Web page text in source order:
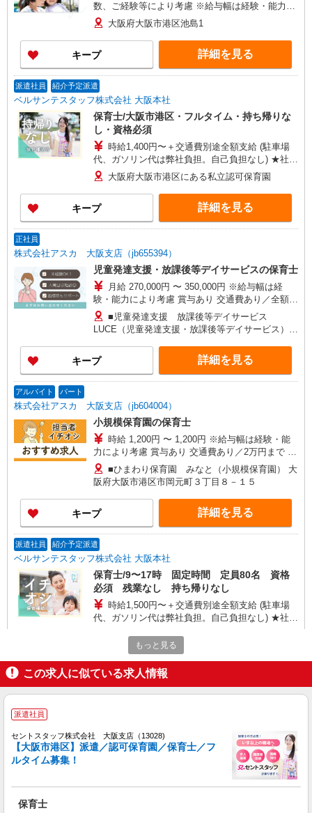
数、ご経験等により考慮 ※給与幅は経験・能力に
よる 大阪府大阪市港区池島1
キープ 詳細を見る
派遣社員 紹介予定派遣
ベルサンテスタッフ株式会社 大阪本社
保育士/大阪市港区・フルタイム・持ち帰りな
し・資格必須
時給1,400円〜＋交通費別途全額支給 (駐車場
代、ガソリン代は弊社負担。自己負担なし) ★社会
保険完備、昇給あり
大阪府大阪市港区にある私立認可保育園
キープ 詳細を見る
正社員
株式会社アスカ 大阪支店（jb655394）
児童発達支援・放課後等デイサービスの保育士
月給 270,000円 〜 350,000円 ※給与幅は経
験・能力により考慮 賞与あり 交通費あり／全額支
給 基本給 165,000円 ＜給与詳細＞ ◎基本
給 165,000円〜 ◎固定残業代 40,000円 ◎
処遇改善 45,000円 ◎皆勤手当 20,000円
◎5年以上の実務経験がある方は300,000円スター
ト◎
■児童発達支援 放課後等デイサービス
LUCE（児童発達支援・放課後等デイサービス）
マンション
キープ 詳細を見る
アルバイト パート
株式会社アスカ 大阪支店（jb604004）
小規模保育園の保育士
時給 1,200円 〜 1,200円 ※給与幅は経験・能
力により考慮 賞与あり 交通費あり／2万円まで 経
験によって変わります！
■ひまわり保育園 みなと（小規模保育園） 大
阪府大阪市港区市岡元町３丁目８－１５
キープ 詳細を見る
派遣社員 紹介予定派遣
ベルサンテスタッフ株式会社 大阪本社
保育士/9〜17時 固定時間 定員80名 資格
必須 残業なし 持ち帰りなし
時給1,500円〜＋交通費別途全額支給 (駐車場
代、ガソリン代は弊社負担。自己負担なし) ★社会
大阪府大阪市港区にある私立認可保育園
キープ
正社員
株式会社アスカ 大阪支店（jb594470）
月給 220,000円 〜 265,000円 ※給与幅は経
験・能力により考慮 賞与あり 交通費あり／上限
35,000円 基本給 174,000円 （短大卒）
180,000円（大卒） 業務手当 6,000円（2年目以降
■安治川保育園（私立認可保育園） 大阪府大阪
市港区波除166
もっと見る
この求人に似ている求人情報
派遣社員
セントスタッフ株式会社 大阪支店（13028)
【大阪市港区】派遣／認可保育園／保育士／フ
ルタイム募集！
保育士